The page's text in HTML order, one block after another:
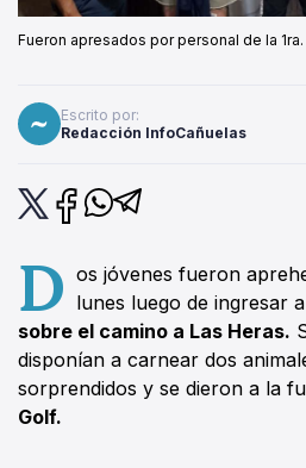
Fueron apresados por personal de la 1ra.
Escrito por:
Redacción InfoCañuelas
D os jóvenes fueron
lunes luego de ingresar
sobre el camino a Las Heras.
disponían a carnear dos
sorprendidos y se dieron a la
Golf.